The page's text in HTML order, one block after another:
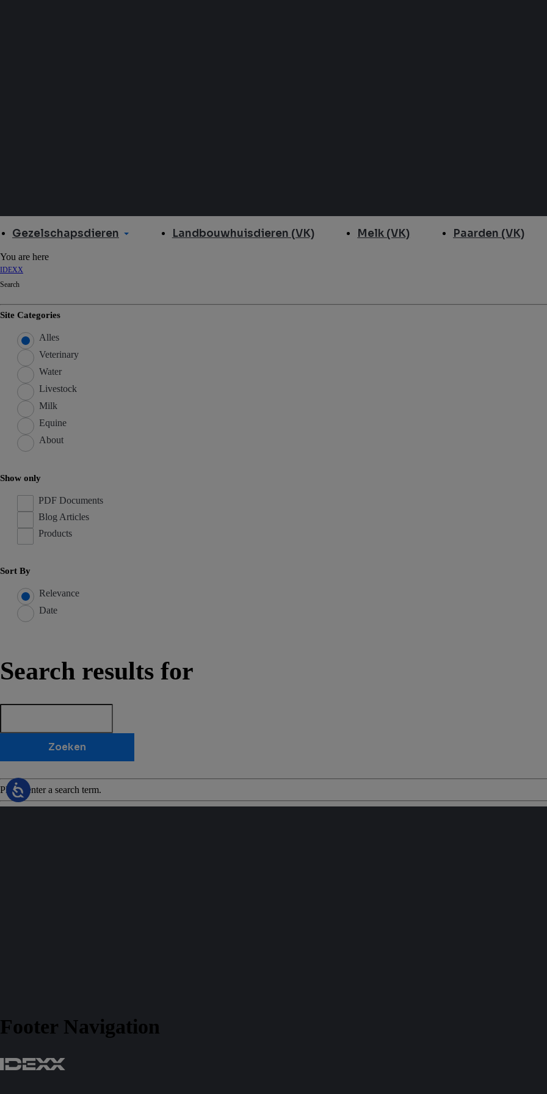
Gezelschapsdieren Landbouwhuisdieren (VK) Melk (VK) Paarden (VK)
You are here
IDEXX
Search
Site Categories
Alles
Veterinary
Water
Livestock
Milk
Equine
About
Show only
PDF Documents
Blog Articles
Products
Sort By
Relevance
Date
Search results for
Zoeken
Please enter a search term.
Footer Navigation